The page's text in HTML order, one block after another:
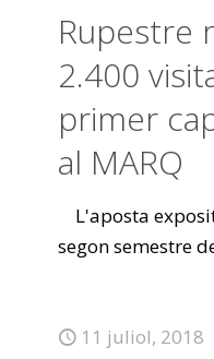
Rupestre
2.400
primer
al MARQ
L'aposta
segon semestre
11 juliol, 2018